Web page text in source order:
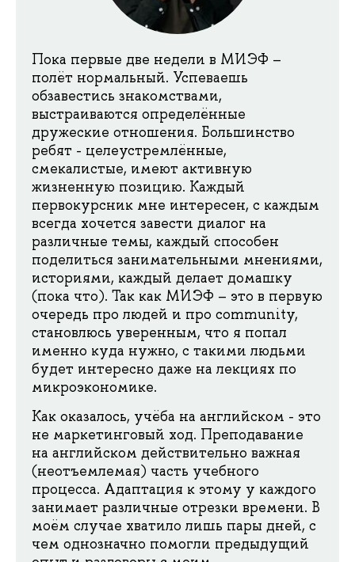
Пока первые две недели в МИЭФ –
полёт нормальный. Успеваешь
обзавестись знакомствами,
выстраиваются определённые
дружеские отношения. Большинство
ребят - целеустремлённые,
смекалистые, имеют активную
жизненную позицию. Каждый
первокурсник мне интересен, с каждым
всегда хочется завести диалог на
различные темы, каждый способен
поделиться занимательными мнениями,
историями, каждый делает домашку
(пока что). Так как МИЭФ – это в первую
очередь про людей и про community,
становлюсь уверенным, что я попал
именно куда нужно, с такими людьми
будет интересно даже на лекциях по
микроэкономике.
Как оказалось, учёба на английском - это
не маркетинговый ход. Преподавание
на английском действительно важная
(неотъемлемая) часть учебного
процесса. Адаптация к этому у каждого
занимает различные отрезки времени. В
моём случае хватило лишь пары дней, с
чем однозначно помогли предыдущий